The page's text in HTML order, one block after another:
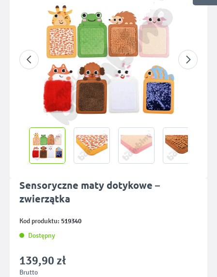
Sensoryczne maty dotykowe –
zwierzątka
Kod produktu: 519340
Dostępny
139,90 zł
Brutto